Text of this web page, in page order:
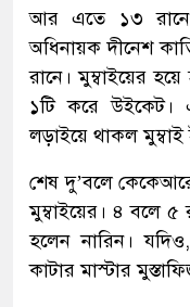
আর এতে ১৩
অধিনায়ক দীনেশ
রানে। মুম্বাইয়ের হয়ে
১টি করে উইকেট।
লড়াইয়ে থাকল মুম্বাই
শেষ দু’বলে
মুম্বাইয়ের। ৪ বলে ৫
হলেন নারিন।
কাটার মাস্টার